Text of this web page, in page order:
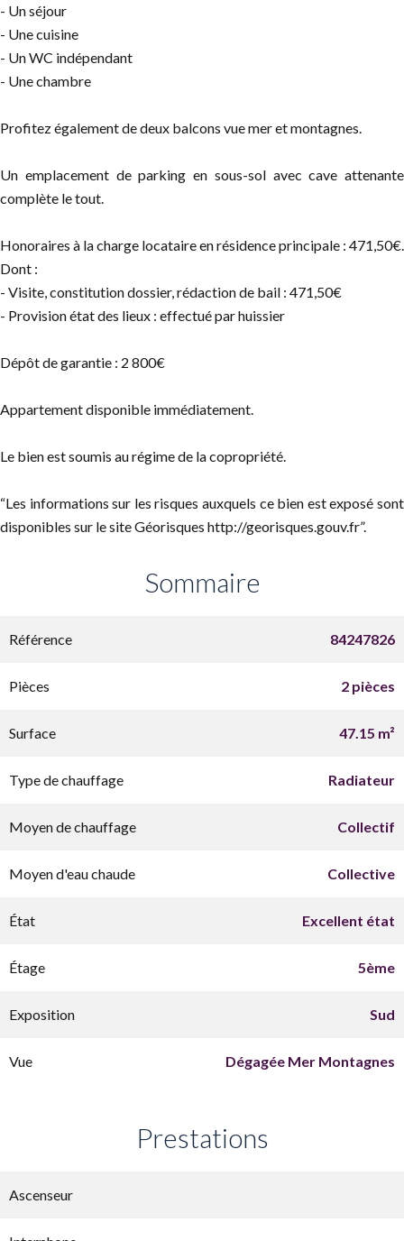
- Un séjour
- Une cuisine
- Un WC indépendant
- Une chambre
Profitez également de deux balcons vue mer et montagnes.
Un emplacement de parking en sous-sol avec cave attenante
complète le tout.
Honoraires à la charge locataire en résidence principale : 471,50€.
Dont :
- Visite, constitution dossier, rédaction de bail : 471,50€
- Provision état des lieux : effectué par huissier
Dépôt de garantie : 2 800€
Appartement disponible immédiatement.
Le bien est soumis au régime de la copropriété.
“Les informations sur les risques auxquels ce bien est exposé sont
disponibles sur le site Géorisques http://georisques.gouv.fr”.
Sommaire
Référence 84247826
Pièces 2 pièces
Surface 47.15 m²
Type de chauffage Radiateur
Moyen de chauffage Collectif
Moyen d'eau chaude Collective
État Excellent état
Étage 5ème
Exposition Sud
Vue Dégagée Mer Montagnes
Prestations
Ascenseur